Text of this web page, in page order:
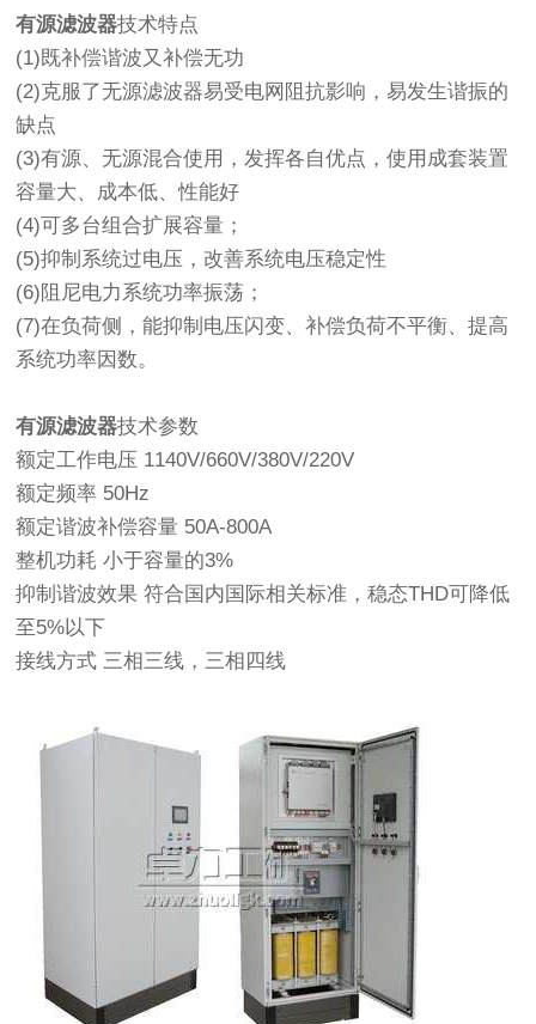
有源滤波器技术特点
(1)既补偿谐波又补偿无功
(2)克服了无源滤波器易受电网阻抗影响，易发生谐振的
缺点
(3)有源、无源混合使用，发挥各自优点，使用成套装置
容量大、成本低、性能好
(4)可多台组合扩展容量；
(5)抑制系统过电压，改善系统电压稳定性
(6)阻尼电力系统功率振荡；
(7)在负荷侧，能抑制电压闪变、补偿负荷不平衡、提高
系统功率因数。
有源滤波器技术参数
额定工作电压 1140V/660V/380V/220V
额定频率 50Hz
额定谐波补偿容量 50A-800A
整机功耗 小于容量的3%
抑制谐波效果 符合国内国际相关标准，稳态THD可降低
至5%以下
接线方式 三相三线，三相四线